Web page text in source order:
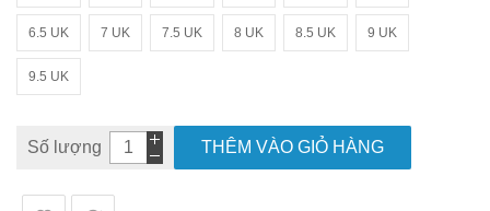
6.5 UK 7 UK 7.5 UK 8 UK 8.5 UK 9 UK
9.5 UK
Số lượng THÊM VÀO GIỎ HÀNG